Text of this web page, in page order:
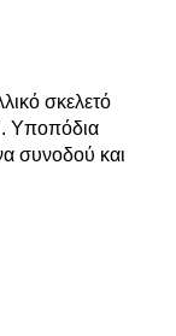
σκελετό
Υποπόδια
συνοδού και